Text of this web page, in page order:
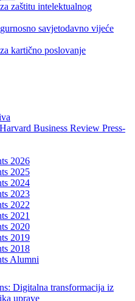
zaštitu intelektualnog
savjetodavno vijeće
kartično poslovanje
Business Review Press-
2026
2025
2024
2023
2022
2021
2020
2019
2018
Alumni
Digitalna transformacija iz
uprave